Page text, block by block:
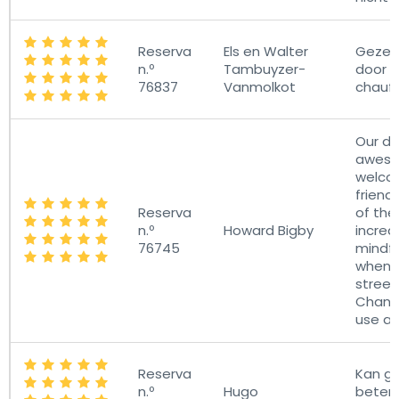
Reserva
n.º
76837
Els en Walter
Tambuyzer-
Vanmolkot
door
Reserva
n.º
76745
Howard Bigby
Our
of the
when
use
Reserva
n.º
Hugo
Kan
beter.